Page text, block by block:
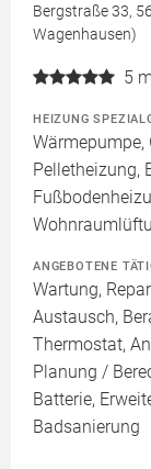
Bergstraße 33,
Wagenhausen)
5
HEIZUNG
Wärmepumpe,
Pelletheizung,
ANGEBOTENE
Wartung,
Austausch,
Thermostat,
Planung /
Batterie,
Badsanierung